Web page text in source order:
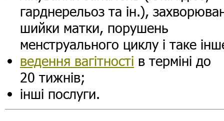
гарднерельоз та ін.),
шийки матки, порушень
менструального циклу і таке
ведення вагітності в терміні до
20 тижнів;
інші послуги.